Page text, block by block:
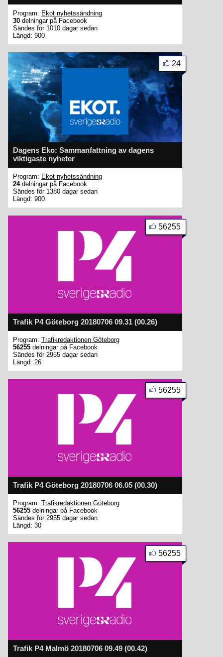
Program: Ekot nyhetssändning
30 delningar på Facebook
Sändes för 1010 dagar sedan
Längd: 900
Dagens Eko: Sammanfattning av dagens
viktigaste nyheter
24
Program: Ekot nyhetssändning
24delningar på Facebook
Sändes för 1380 dagar sedan
Längd: 900
Trafik P4 Göteborg 20180706 09.31 (00.26)
56255
Program: Trafikredaktionen Göteborg
56255 delningar på Facebook
Sändes för 2955 dagar sedan
Längd: 26
Trafik P4 Göteborg 20180706 06.05 (00.30)
56255
Program: Trafikredaktionen Göteborg
56255 delningar på Facebook
Sändes för 2955 dagar sedan
Längd: 30
Trafik P4 Malmö 20180706 09.49 (00.42)
56255